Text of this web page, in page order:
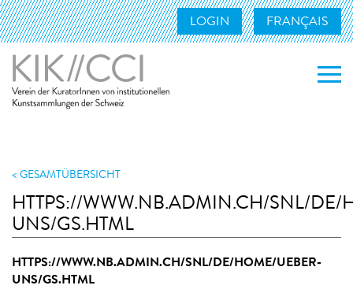
LOGIN FRANÇAIS
WAS WIR TUN
MITGLIEDER
MITGLIED WERDEN
GESAMTÜBERSICHT
HTTPS://WWW.NB.ADMIN.CH/SNL/DE/
UNS/GS.HTML
HTTPS://WWW.NB.ADMIN.CH/SNL/DE/HOME/UEBER-
UNS/GS.HTML